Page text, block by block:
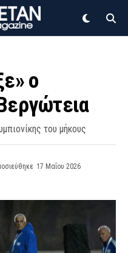
ο
του μήκους
17 Μαΐου 2026